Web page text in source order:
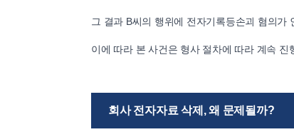
그 결과 B씨의 행위에 전자기록등손괴 혐의가
이에 따라 본 사건은 형사 절차에 따라 계속 진
회사 전자자료 삭제, 왜 문제될까?